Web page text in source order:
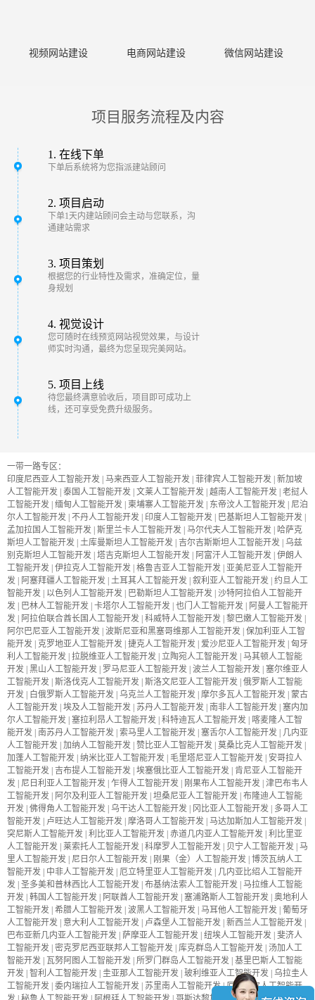
视频网站建设 电商网站建设 微信网站建设
项目服务流程及内容
1. 在线下单
下单后系统将为您指派建站顾问
2. 项目启动
下单1天内建站顾问会主动与您联系，沟
通建站需求
3. 项目策划
根据您的行业特性及需求，准确定位，量
身规划
4. 视觉设计
您可随时在线预览网站视觉效果，与设计
师实时沟通，最终为您呈现完美网站。
5. 项目上线
待您最终满意验收后，项目即可成功上
线，还可享受免费升级服务。
一带一路专区：
印度尼西亚人工智能开发 | 马来西亚人工智能开发 | 菲律宾人工智能开发 | 新加坡
人工智能开发 | 泰国人工智能开发 | 文莱人工智能开发 | 越南人工智能开发 | 老挝人
工智能开发 | 缅甸人工智能开发 | 柬埔寨人工智能开发 | 东帝汶人工智能开发 | 尼泊
尔人工智能开发 | 不丹人工智能开发 | 印度人工智能开发 | 巴基斯坦人工智能开发 |
孟加拉国人工智能开发 | 斯里兰卡人工智能开发 | 马尔代夫人工智能开发 | 哈萨克
斯坦人工智能开发 | 土库曼斯坦人工智能开发 | 吉尔吉斯斯坦人工智能开发 | 乌兹
别克斯坦人工智能开发 | 塔吉克斯坦人工智能开发 | 阿富汗人工智能开发 | 伊朗人
工智能开发 | 伊拉克人工智能开发 | 格鲁吉亚人工智能开发 | 亚美尼亚人工智能开
发 | 阿塞拜疆人工智能开发 | 土耳其人工智能开发 | 叙利亚人工智能开发 | 约旦人工
智能开发 | 以色列人工智能开发 | 巴勒斯坦人工智能开发 | 沙特阿拉伯人工智能开
发 | 巴林人工智能开发 | 卡塔尔人工智能开发 | 也门人工智能开发 | 阿曼人工智能开
发 | 阿拉伯联合酋长国人工智能开发 | 科威特人工智能开发 | 黎巴嫩人工智能开发 |
阿尔巴尼亚人工智能开发 | 波斯尼亚和黑塞哥维那人工智能开发 | 保加利亚人工智
能开发 | 克罗地亚人工智能开发 | 捷克人工智能开发 | 爱沙尼亚人工智能开发 | 匈牙
利人工智能开发 | 拉脱维亚人工智能开发 | 立陶宛人工智能开发 | 马其顿人工智能
开发 | 黑山人工智能开发 | 罗马尼亚人工智能开发 | 波兰人工智能开发 | 塞尔维亚人
工智能开发 | 斯洛伐克人工智能开发 | 斯洛文尼亚人工智能开发 | 俄罗斯人工智能
开发 | 白俄罗斯人工智能开发 | 乌克兰人工智能开发 | 摩尔多瓦人工智能开发 | 蒙古
人工智能开发 | 埃及人工智能开发 | 苏丹人工智能开发 | 南非人工智能开发 | 塞内加
尔人工智能开发 | 塞拉利昂人工智能开发 | 科特迪瓦人工智能开发 | 喀麦隆人工智
能开发 | 南苏丹人工智能开发 | 索马里人工智能开发 | 塞舌尔人工智能开发 | 几内亚
人工智能开发 | 加纳人工智能开发 | 赞比亚人工智能开发 | 莫桑比克人工智能开发 |
加蓬人工智能开发 | 纳米比亚人工智能开发 | 毛里塔尼亚人工智能开发 | 安哥拉人
工智能开发 | 吉布提人工智能开发 | 埃塞俄比亚人工智能开发 | 肯尼亚人工智能开
发 | 尼日利亚人工智能开发 | 乍得人工智能开发 | 刚果布人工智能开发 | 津巴布韦人
工智能开发 | 阿尔及利亚人工智能开发 | 坦桑尼亚人工智能开发 | 布隆迪人工智能
开发 | 佛得角人工智能开发 | 乌干达人工智能开发 | 冈比亚人工智能开发 | 多哥人工
智能开发 | 卢旺达人工智能开发 | 摩洛哥人工智能开发 | 马达加斯加人工智能开发 |
突尼斯人工智能开发 | 利比亚人工智能开发 | 赤道几内亚人工智能开发 | 利比里亚
人工智能开发 | 莱索托人工智能开发 | 科摩罗人工智能开发 | 贝宁人工智能开发 | 马
里人工智能开发 | 尼日尔人工智能开发 | 刚果（金）人工智能开发 | 博茨瓦纳人工
智能开发 | 中非人工智能开发 | 厄立特里亚人工智能开发 | 几内亚比绍人工智能开
发 | 圣多美和普林西比人工智能开发 | 布基纳法索人工智能开发 | 马拉维人工智能
开发 | 韩国人工智能开发 | 阿联酋人工智能开发 | 塞浦路斯人工智能开发 | 奥地利人
工智能开发 | 希腊人工智能开发 | 波黑人工智能开发 | 马耳他人工智能开发 | 葡萄牙
人工智能开发 | 意大利人工智能开发 | 卢森堡人工智能开发 | 新西兰人工智能开发 |
巴布亚新几内亚人工智能开发 | 萨摩亚人工智能开发 | 纽埃人工智能开发 | 斐济人
工智能开发 | 密克罗尼西亚联邦人工智能开发 | 库克群岛人工智能开发 | 汤加人工
智能开发 | 瓦努阿图人工智能开发 | 所罗门群岛人工智能开发 | 基里巴斯人工智能
开发 | 智利人工智能开发 | 圭亚那人工智能开发 | 玻利维亚人工智能开发 | 乌拉圭人
工智能开发 | 委内瑞拉人工智能开发 | 苏里南人工智能开发|厄瓜多尔人工智能开